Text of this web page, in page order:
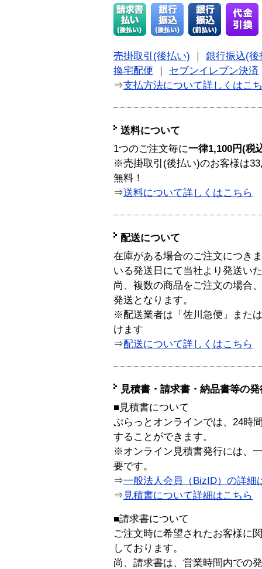
売掛取引(後払い) ｜ 銀行振込(後
換宅配便 ｜ セブンイレブン決済
⇒支払方法について詳しくはこ
送料について
1つのご注文毎に一律1,100円(税
※売掛取引(後払い)のお客様は
無料！
⇒送料について詳しくはこちら
配送について
在庫がある場合のご注文につき
いる発送日にて当社より発送い
尚、複数の商品をご注文の場合
発送となります。
※配送業者は「佐川急便」また
けます
⇒配送について詳しくはこちら
見積書・請求書・納品書等の
■見積書について
ぷらっとオンラインでは、24時
することができます。
※オンライン見積書発行には、
要です。
⇒一般法人会員（BizID）の詳細
⇒ 見積書について詳細はこちら
■請求書について
ご注文時に希望されたお客様に
しております。
尚、請求書は、営業時間内での